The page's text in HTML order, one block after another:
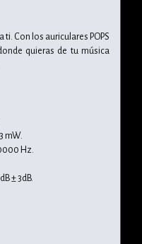
Con los auriculares POPS
quieras de tu música
mW.
Hz.
± 3dB.